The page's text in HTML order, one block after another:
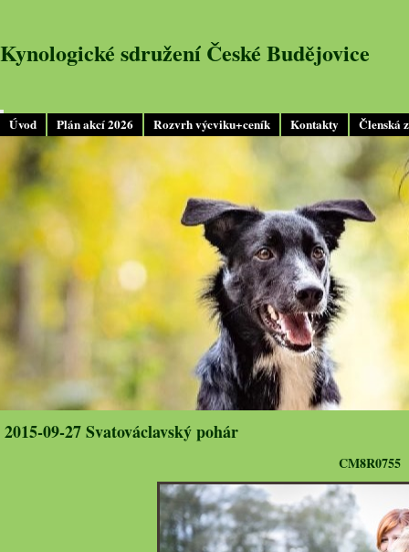
Úvod Plán akcí 2026 Rozvrh výcviku+ceník Kontakty Členská
Kynologické sdružení České Budějovice
2015-09-27 Svatováclavský pohár
CM8R0755